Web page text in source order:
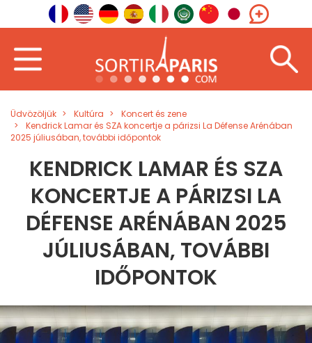
Üdvözöljük Kultúra
Koncert és zene
Kendrick Lamar és SZA koncertje a párizsi La Défense Arénában
2025 júliusában, további időpontok
KENDRICK LAMAR ÉS SZA
KONCERTJE A PÁRIZSI LA
DÉFENSE ARÉNÁBAN 2025
JÚLIUSÁBAN, TOVÁBBI
IDŐPONTOK